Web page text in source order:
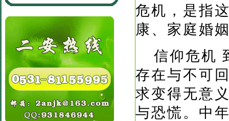
危机，是指
康、家庭婚
信仰危机
存在与不可
求变得无意
与恐慌。中